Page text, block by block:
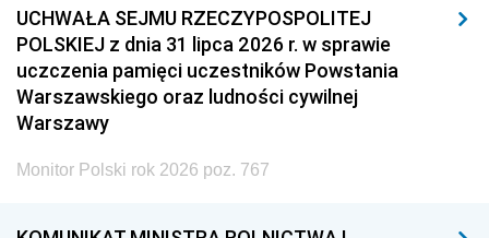
UCHWAŁA SEJMU RZECZYPOSPOLITEJ
POLSKIEJ z dnia 31 lipca 2026 r. w sprawie
uczczenia pamięci uczestników Powstania
Warszawskiego oraz ludności cywilnej
Warszawy
Monitor Polski rok 2026 poz. 767